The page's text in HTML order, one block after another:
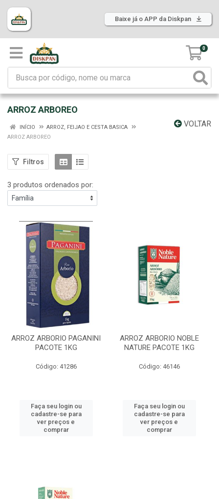
Baixe já o APP da Diskpan
0
ARROZ ARBOREO
VOLTAR
INÍCIO
ARROZ, FEIJAO E CESTA BASICA
ARROZ ARBOREO
Filtros
3 produtos ordenados por:
ARROZ ARBORIO PAGANINI
PACOTE 1KG
Código: 41286
Faça seu login ou
cadastre-se para
ver preços e
comprar
ARROZ ARBORIO NOBLE
NATURE PACOTE 1KG
Código: 46146
Faça seu login ou
cadastre-se para
ver preços e
comprar